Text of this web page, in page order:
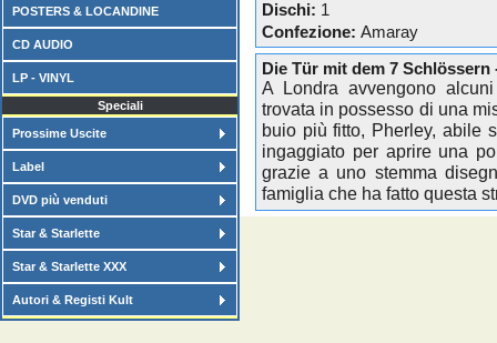
POSTERS & LOCANDINE
CD AUDIO
LP - VINYL
Speciali
Prossime Uscite
Label
DVD più venduti
Star & Starlette
Star & Starlette XXX
Autori & Registi Kult
Dischi: 1
Confezione: Amaray
Die Tür mit dem 7 Schlössern
A Londra avvengono
trovata in possesso di una
buio più fitto, Pherley, abile
ingaggiato per aprire una
grazie a uno stemma
famiglia che ha fatto questa